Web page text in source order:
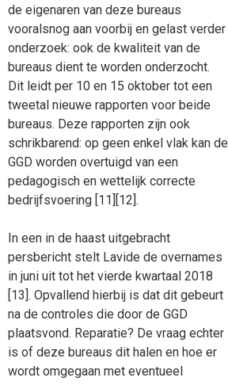
de eigenaren van deze bureaus
vooralsnog aan voorbij en gelast verder
onderzoek: ook de kwaliteit van de
bureaus dient te worden onderzocht.
Dit leidt per 10 en 15 oktober tot een
tweetal nieuwe rapporten voor beide
bureaus. Deze rapporten zijn ook
schrikbarend: op geen enkel vlak kan de
GGD worden overtuigd van een
pedagogisch en wettelijk correcte
bedrijfsvoering [11][12].
In een in de haast uitgebracht
persbericht stelt Lavide de overnames
in juni uit tot het vierde kwartaal 2018
[13]. Opvallend hierbij is dat dit gebeurt
na de controles die door de GGD
plaatsvond. Reparatie? De vraag echter
is of deze bureaus dit halen en hoe er
wordt omgegaan met eventueel